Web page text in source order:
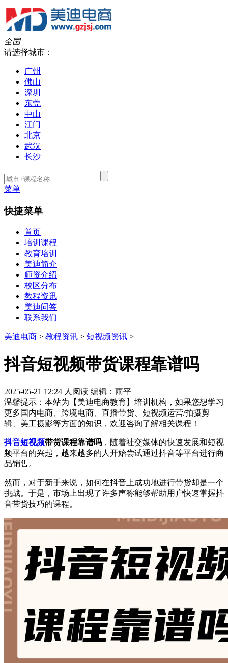
全国
请选择城市：
广州
佛山
深圳
东莞
中山
江门
北京
武汉
长沙
菜单
快捷菜单
首页
培训课程
教育培训
美迪简介
师资介绍
校区分布
教程资讯
美迪问答
联系我们
美迪电商 > 教程资讯 > 短视频资讯 >
抖音短视频带货课程靠谱吗
2025-05-21 12:24 人阅读 编辑：雨平
温馨提示：本站为【美迪电商教育】培训机构，如果您想学习
更多国内电商、跨境电商、直播带货、短视频运营/拍摄剪
辑、美工摄影等方面的知识，欢迎咨询了解相关课程！
抖音短视频带货课程靠谱吗 ，随着社交媒体的快速发展和短视
频平台的兴起，越来越多的人开始尝试通过抖音等平台进行商
品销售。
然而，对于新手来说，如何在抖音上成功地进行带货却是一个
挑战。于是，市场上出现了许多声称能够帮助用户快速掌握抖
音带货技巧的课程。